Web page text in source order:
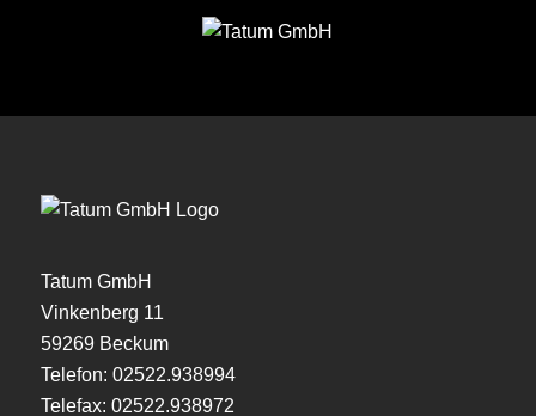
Tatum GmbH
Vinkenberg 11
59269 Beckum
Telefon: 02522.938994
Telefax: 02522.938972